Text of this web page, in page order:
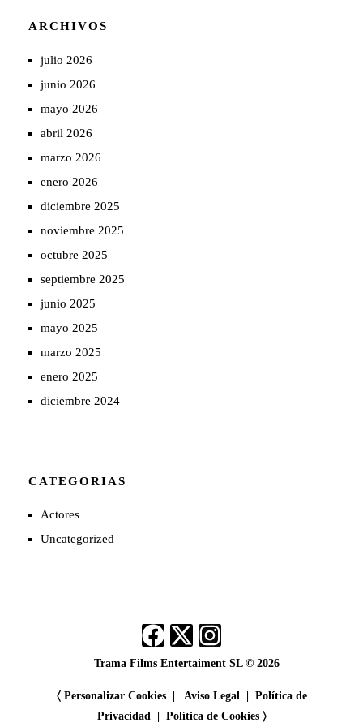
ARCHIVOS
julio 2026
junio 2026
mayo 2026
abril 2026
marzo 2026
enero 2026
diciembre 2025
noviembre 2025
octubre 2025
septiembre 2025
junio 2025
mayo 2025
marzo 2025
enero 2025
diciembre 2024
CATEGORIAS
Actores
Uncategorized
Trama Films Entertaiment SL © 2026
〈 Personalizar Cookies | Aviso Legal| Política de
Privacidad
Política de Cookies 〉